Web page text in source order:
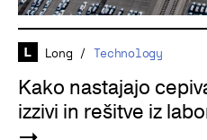
Long / Technology
Kako nastajajo
izzivi in rešitve iz